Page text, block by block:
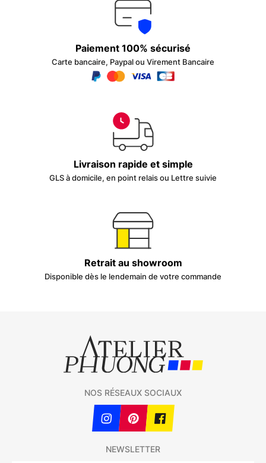
Paiement 100% sécurisé
Carte bancaire, Paypal ou Virement Bancaire
Livraison rapide et simple
GLS à domicile, en point relais ou Lettre suivie
Retrait au showroom
Disponible dès le lendemain de votre commande
NEWSLETTER
NOS RÉSEAUX SOCIAUX